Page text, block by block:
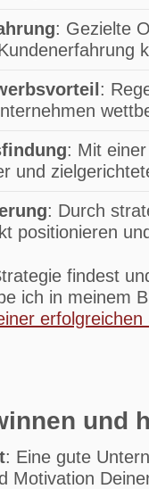
: Gezielte
:
: Mit
und
: Durch
positionieren
findest
ich in meinem
und
: Eine gute
Motivation